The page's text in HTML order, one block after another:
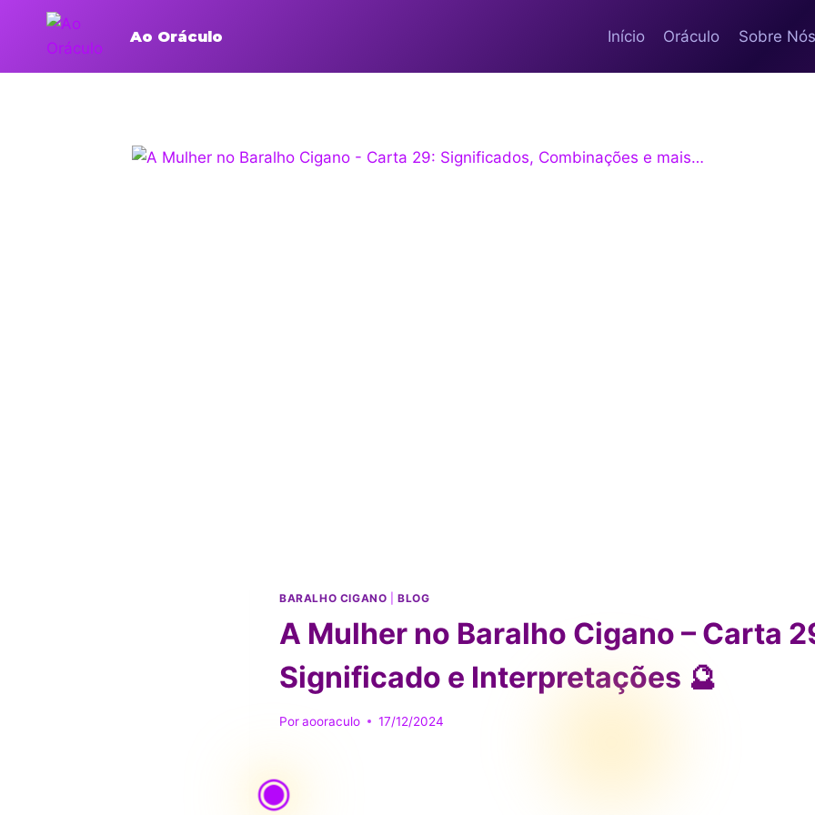
Ao Oráculo Início Oráculo Sobre Nós
BARALHO CIGANO |BLOG
A Mulher no Baralho Cigano – Carta
Significado e Interpretações 🔮
Poraooraculo 17/12/2024
◉